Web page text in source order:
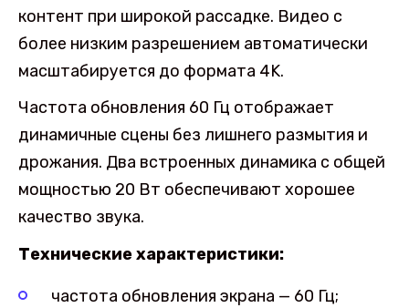
контент при широкой рассадке. Видео с
более низким разрешением автоматически
масштабируется до формата 4K.
Частота обновления 60 Гц отображает
динамичные сцены без лишнего размытия и
дрожания. Два встроенных динамика с общей
мощностью 20 Вт обеспечивают хорошее
качество звука.
Технические характеристики:
частота обновления экрана — 60 Гц;